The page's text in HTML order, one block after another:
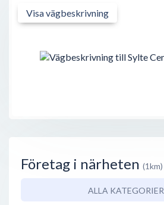
Visa vägbeskrivning
Företag i närheten (1km)
ALLA KATEGORIER